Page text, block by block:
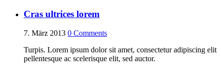
Cras ultrices lorem
7. März 2013 0 Comments
Turpis. Lorem ipsum dolor sit amet, consectetur adipiscing elit
pellentesque ac scelerisque elit, sed auctor.